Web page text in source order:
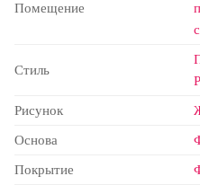
Помещение
Стиль
Рисунок
Основа
Покрытие